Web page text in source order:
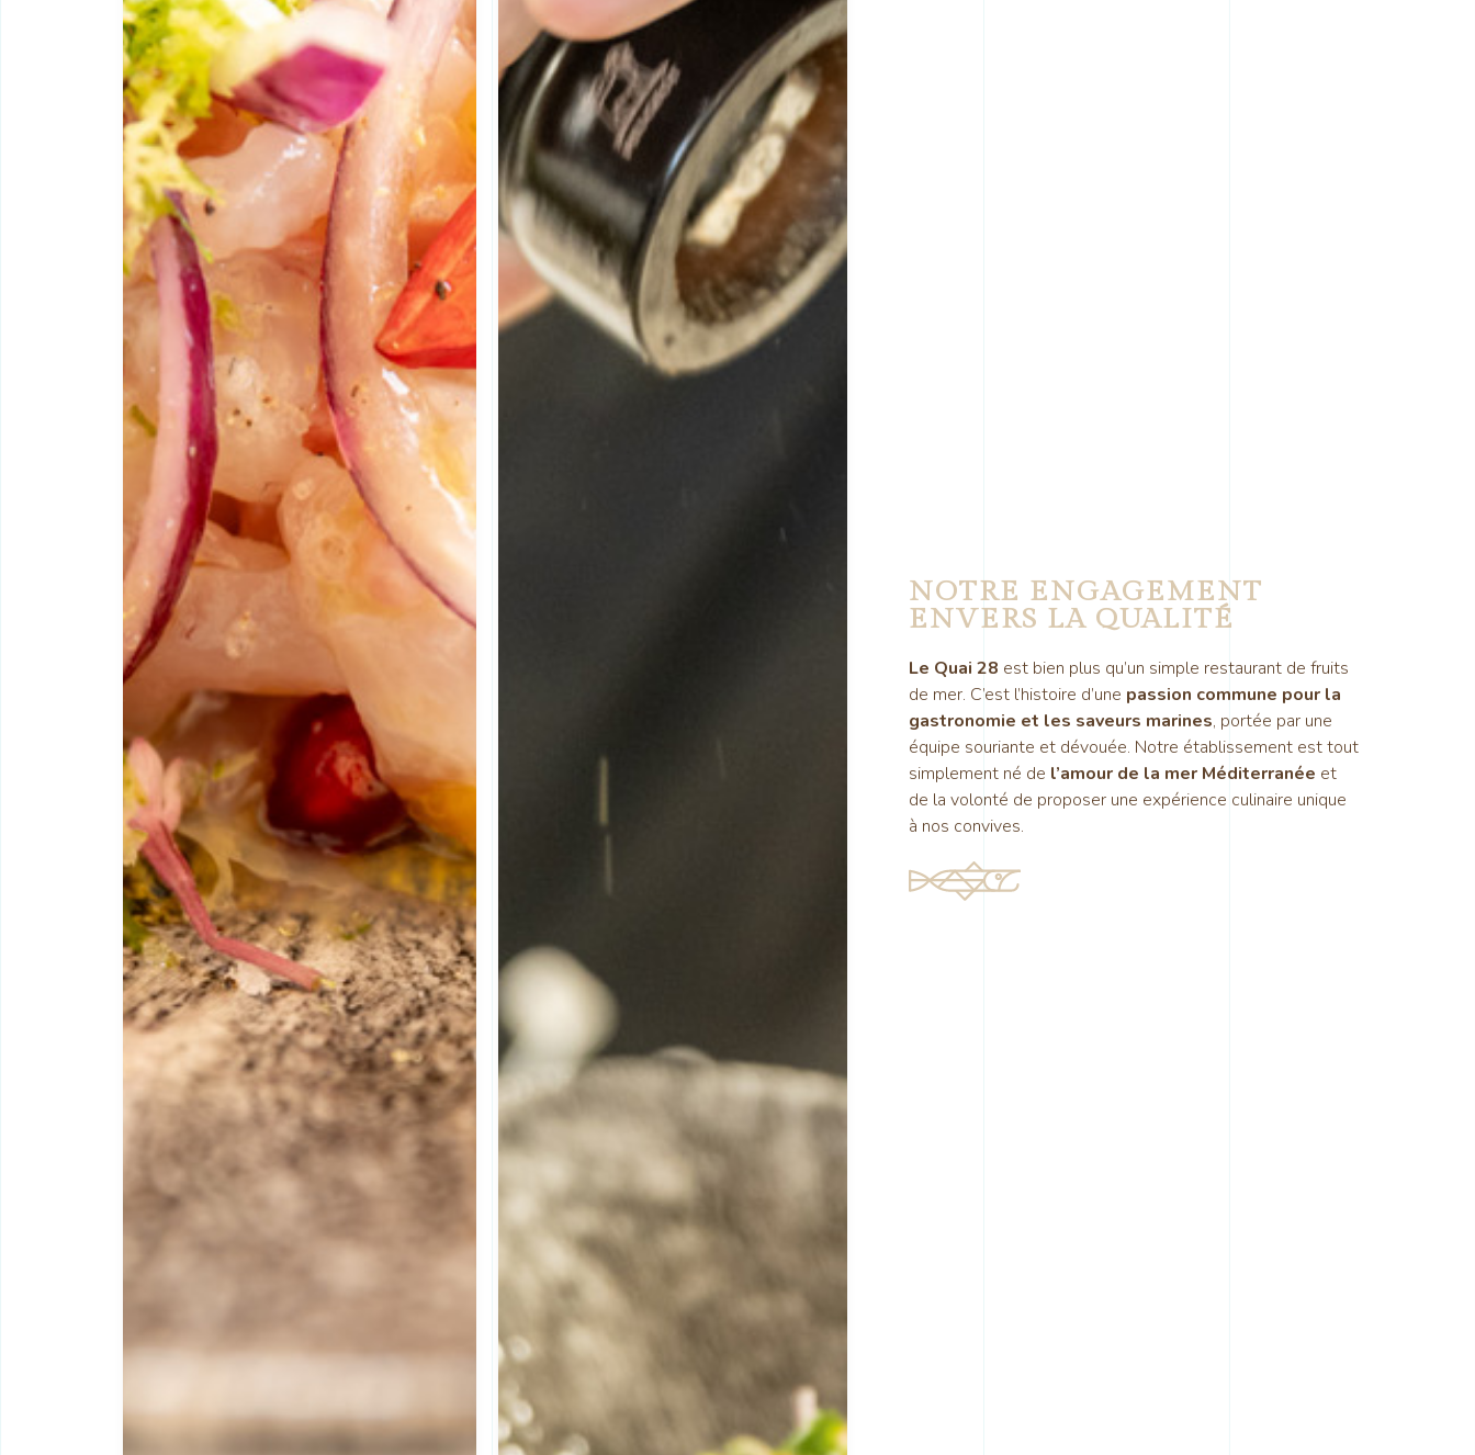
NOTRE ENGAGEMENT
ENVERS LA QUALITÉ
Le Quai 28 est bien plus qu’un simple restaurant de fruits
de mer. C’est l’histoire d’une passion commune pour la
gastronomie et les saveurs marines, portée par une
équipe souriante et dévouée. Notre établissement est tout
simplement né de l’amour de la mer Méditerranée et
de la volonté de proposer une expérience culinaire unique
à nos convives.